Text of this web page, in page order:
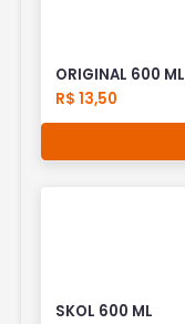
ORIGINAL 600 ML
R$ 13,50
SKOL 600 ML